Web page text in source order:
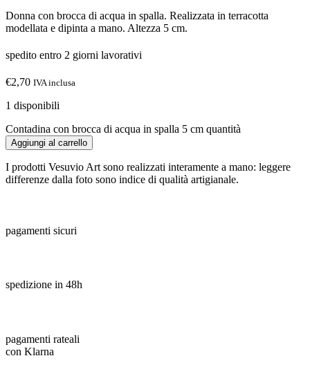
Donna con brocca di acqua in spalla. Realizzata in terracotta
modellata e dipinta a mano. Altezza 5 cm.
spedito entro 2 giorni lavorativi
€2,70 IVA inclusa
1 disponibili
Contadina con brocca di acqua in spalla 5 cm quantità
Aggiungi al carrello
I prodotti Vesuvio Art sono realizzati interamente a mano: leggere
differenze dalla foto sono indice di qualità artigianale.
pagamenti sicuri
spedizione in 48h
pagamenti rateali
con Klarna